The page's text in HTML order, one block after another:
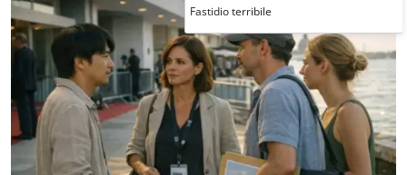
Fastidio terribile